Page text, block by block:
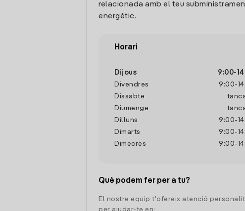
relacionada amb el teu
energètic.
Horari
Dijous 9:00-
Divendres
9:00-
Dissabte
Diumenge
Dilluns
9:00-
Dimarts
9:00-
Dimecres
9:00-
Què podem fer per a tu?
El nostre equip t'ofereix atenció
per ajudar-te en: